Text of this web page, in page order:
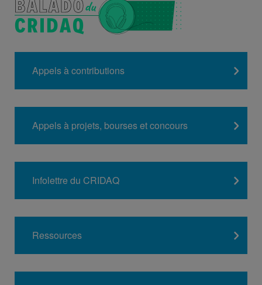
Appels à contributions
Appels à projets, bourses et concours
Infolettre du CRIDAQ
Ressources